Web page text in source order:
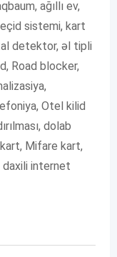
ağıllı ev,
sistemi, kart
detektor, əl tipli
Road blocker,
Otel kilid
dolab
Mifare kart,
internet